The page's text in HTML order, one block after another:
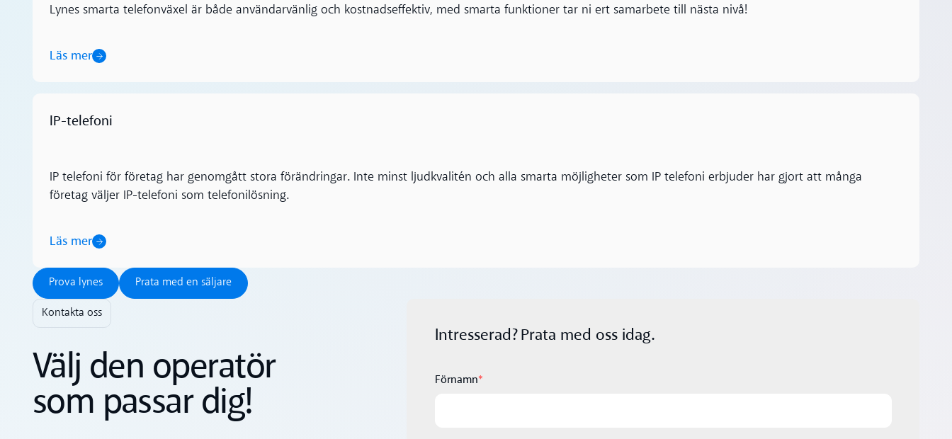
Lynes smarta telefonväxel är både användarvänlig och kostnadseffektiv, med smarta funktioner tar ni ert samarbete till nästa nivå!
Läs mer
IP-telefoni
IP telefoni för företag har genomgått stora förändringar. Inte minst ljudkvalitén och alla smarta möjligheter som IP telefoni erbjuder har gjort att många
företag väljer IP-telefoni som telefonilösning.
Läs mer
Läs mer
Prova lynes
Prova lynes
Prata med en säljare
Prata med en säljare
Kontakta oss
Välj den operatör
som passar dig!
Intresserad? Prata med oss idag.
Förnamn*